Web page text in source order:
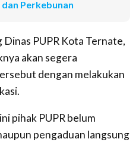
Perkebunan
Dinas PUPR Kota Ternate,
akan segera
dengan melakukan
pihak PUPR belum
pengaduan langsung